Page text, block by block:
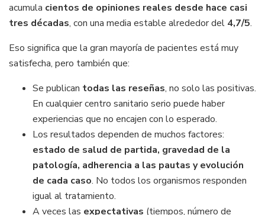
acumula cientos de opiniones reales desde hace casi
tres décadas, con una media estable alrededor del 4,7/5.
Eso significa que la gran mayoría de pacientes está muy
satisfecha, pero también que:
Se publican todas las reseñas, no solo las positivas.
En cualquier centro sanitario serio puede haber
experiencias que no encajen con lo esperado.
Los resultados dependen de muchos factores:
estado de salud de partida, gravedad de la
patología, adherencia a las pautas y evolución
de cada caso. No todos los organismos responden
igual al tratamiento.
A veces las expectativas (tiempos, número de